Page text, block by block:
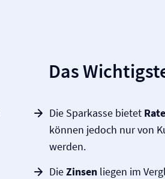
Das
Die Sparkasse bietet
können jedoch nur von
werden.
DieZinsen liegen im